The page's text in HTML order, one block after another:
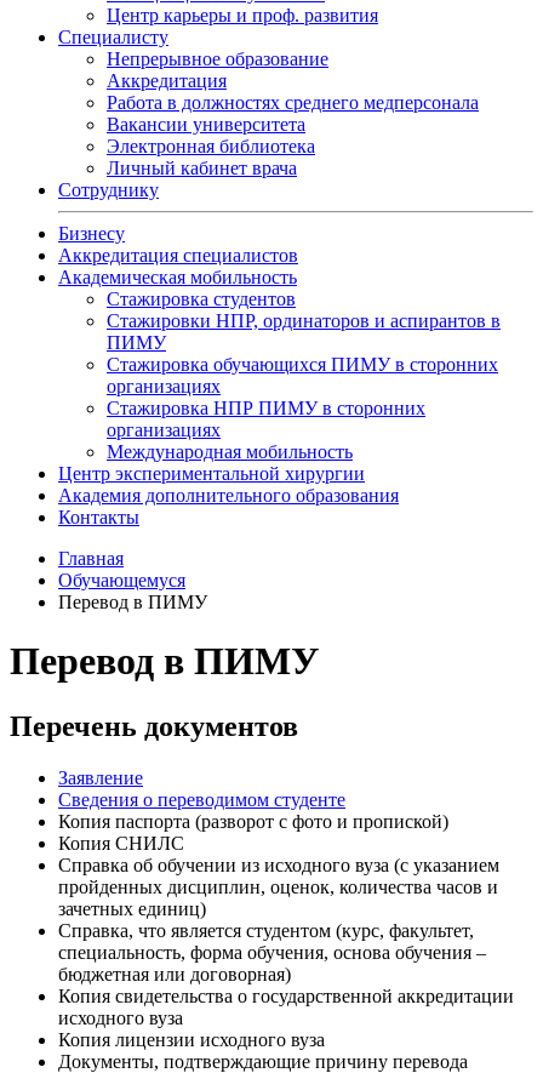
Центр карьеры и проф. развития
Специалисту
Непрерывное образование
Аккредитация
Работа в должностях среднего медперсонала
Вакансии университета
Электронная библиотека
Личный кабинет врача
Сотруднику
Бизнесу
Аккредитация специалистов
Академическая мобильность
Стажировка студентов
Стажировки НПР, ординаторов и аспирантов в
ПИМУ
Стажировка обучающихся ПИМУ в сторонних
организациях
Стажировка НПР ПИМУ в сторонних
организациях
Международная мобильность
Центр экспериментальной хирургии
Академия дополнительного образования
Контакты
Главная
Обучающемуся
Перевод в ПИМУ
Перевод в ПИМУ
Перечень документов
Заявление
Сведения о переводимом студенте
Копия паспорта (разворот с фото и пропиской)
Копия СНИЛС
Справка об обучении из исходного вуза (с указанием
пройденных дисциплин, оценок, количества часов и
зачетных единиц)
Справка, что является студентом (курс, факультет,
специальность, форма обучения, основа обучения –
бюджетная или договорная)
Копия свидетельства о государственной аккредитации
исходного вуза
Копия лицензии исходного вуза
Документы, подтверждающие причину перевода